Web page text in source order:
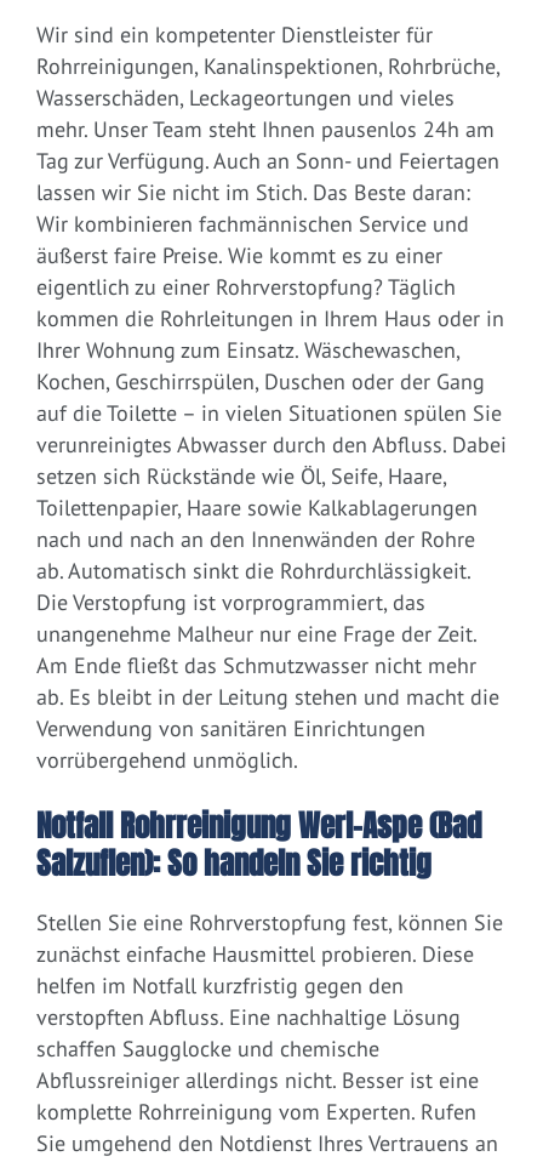
Wir sind ein kompetenter Dienstleister für
Rohrreinigungen, Kanalinspektionen, Rohrbrüche,
Wasserschäden, Leckageortungen und vieles
mehr. Unser Team steht Ihnen pausenlos 24h am
Tag zur Verfügung. Auch an Sonn- und Feiertagen
lassen wir Sie nicht im Stich. Das Beste daran:
Wir kombinieren fachmännischen Service und
äußerst faire Preise. Wie kommt es zu einer
eigentlich zu einer Rohrverstopfung? Täglich
kommen die Rohrleitungen in Ihrem Haus oder in
Ihrer Wohnung zum Einsatz. Wäschewaschen,
Kochen, Geschirrspülen, Duschen oder der Gang
auf die Toilette – in vielen Situationen spülen Sie
verunreinigtes Abwasser durch den Abfluss. Dabei
setzen sich Rückstände wie Öl, Seife, Haare,
Toilettenpapier, Haare sowie Kalkablagerungen
nach und nach an den Innenwänden der Rohre
ab. Automatisch sinkt die Rohrdurchlässigkeit.
Die Verstopfung ist vorprogrammiert, das
unangenehme Malheur nur eine Frage der Zeit.
Am Ende fließt das Schmutzwasser nicht mehr
ab. Es bleibt in der Leitung stehen und macht die
Verwendung von sanitären Einrichtungen
vorrübergehend unmöglich.
Notfall Rohrreinigung Werl-Aspe (Bad
Salzuflen): So handeln Sie richtig
Stellen Sie eine Rohrverstopfung fest, können Sie
zunächst einfache Hausmittel probieren. Diese
helfen im Notfall kurzfristig gegen den
verstopften Abfluss. Eine nachhaltige Lösung
schaffen Saugglocke und chemische
Abflussreiniger allerdings nicht. Besser ist eine
komplette Rohrreinigung vom Experten. Rufen
Sie umgehend den Notdienst Ihres Vertrauens an